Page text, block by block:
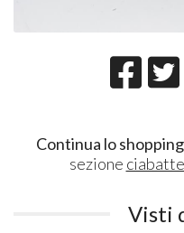
Continua lo
sezione
Visti